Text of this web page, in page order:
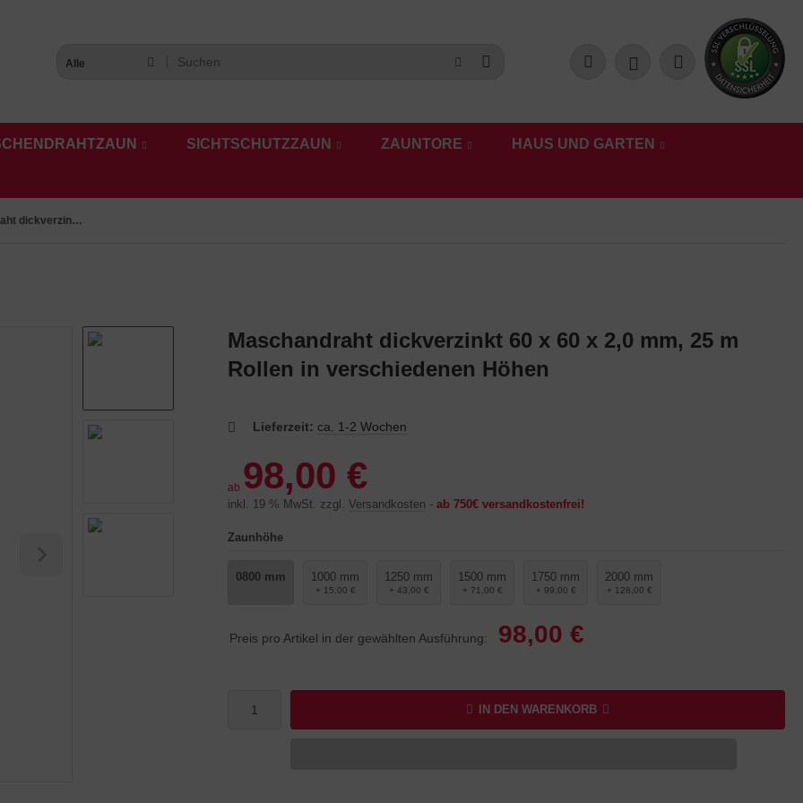
Alle
SICHTSCHUTZZAUN ZAUNTORE HAUS UND GARTEN
Maschandraht dickverzinkt 60 x 60 x 2,0 mm, 25 m Rollen in verschiedenen Höhen
Maschandraht dickverzinkt 60 x 60 x 2,0 mm, 25 m
Rollen in verschiedenen Höhen
Lieferzeit: ca. 1-2 Wochen
ab 98,00 €
inkl. 19 % MwSt. zzgl. Versandkosten - ab 750€ versandkostenfrei!
Zaunhöhe
0800 mm 1000 mm
+ 15,00 €
1250 mm
+ 43,00 €
1500 mm
+ 71,00 €
1750 mm
+ 99,00 €
2000 mm
+ 128,00 €
Preis pro Artikel in der gewählten Ausführung: 98,00 €
IN DEN WARENKORB